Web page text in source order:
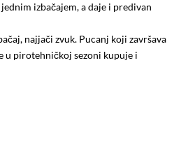
izbačajem, a daje i predivan
najjači zvuk. Pucanj koji završava
u pirotehničkoj sezoni kupuje i